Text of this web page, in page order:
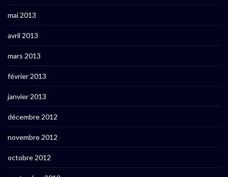
mai 2013
avril 2013
mars 2013
février 2013
janvier 2013
décembre 2012
novembre 2012
octobre 2012